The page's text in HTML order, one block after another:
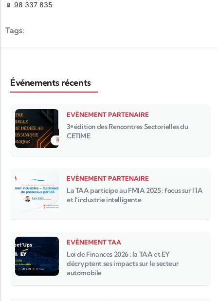
📱 98 337 835
Tags:
Événements récents
EVÈNEMENT PARTENAIRE
3ᵉ édition des Rencontres Sectorielles du
CETIME
EVÈNEMENT PARTENAIRE
La TAA participe au FMIA 2025 : focus sur l’IA
et l’industrie intelligente
EVÈNEMENT TAA
Loi de Finances 2026 : la TAA et EY
décryptent ses impacts sur le secteur
automobile